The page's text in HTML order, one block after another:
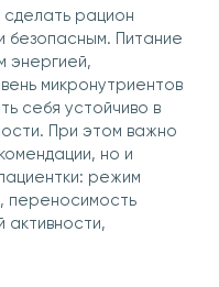
сделать рацион
безопасным. Питание
энергией,
микронутриентов
себя устойчиво в
При этом важно
но и
режим
переносимость
активности,